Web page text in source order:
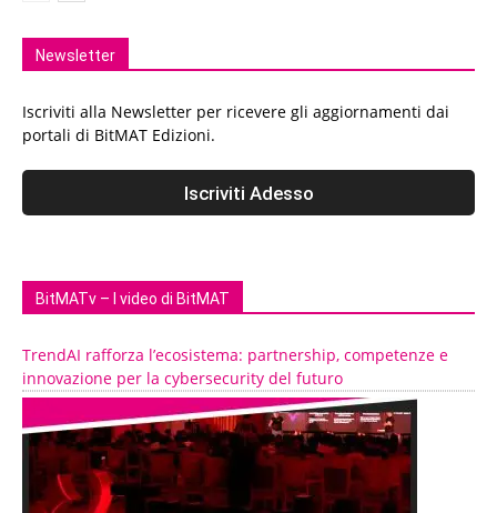
Newsletter
Iscriviti alla Newsletter per ricevere gli aggiornamenti dai
portali di BitMAT Edizioni.
BitMATv – I video di BitMAT
TrendAI rafforza l’ecosistema: partnership, competenze e
innovazione per la cybersecurity del futuro